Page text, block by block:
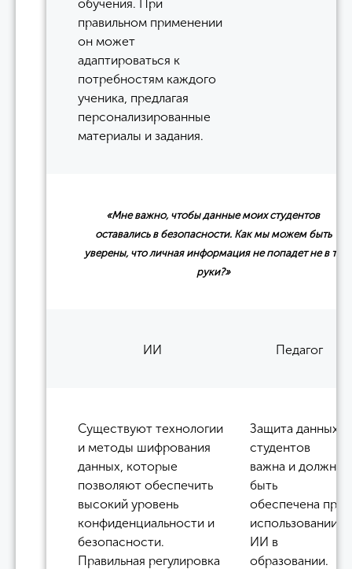
обучения. При
правильном применении
он может
адаптироваться к
потребностям каждого
ученика, предлагая
персонализированные
материалы и задания.
«Мне важно, чтобы данные моих студентов
оставались в безопасности. Как мы можем быть
уверены, что личная информация не попадет не в те
руки?»
ИИ Педагог
Существуют технологии
и методы шифрования
данных, которые
позволяют обеспечить
высокий уровень
конфиденциальности и
безопасности.
Правильная регулировка
Защита данных
студентов
важна и должна
быть
обеспечена при
использовании
ИИ в
образовании.